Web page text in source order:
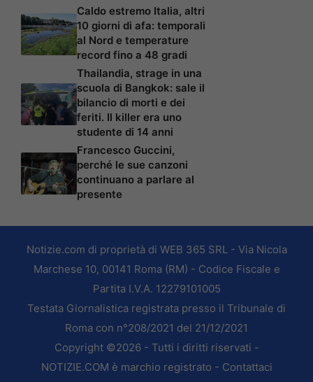
Caldo estremo Italia, altri
10 giorni di afa: temporali
al Nord e temperature
record fino a 48 gradi
Thailandia, strage in una
scuola di Bangkok: sale il
bilancio di morti e dei
feriti. Il killer era uno
studente di 14 anni
Francesco Guccini,
perché le sue canzoni
continuano a parlare al
presente
Notizie.com di proprietà di WEB 365 SRL - Via Nicola
Marchese 10, 00141 Roma (RM) - Codice Fiscale e
Partita I.V.A. 12279101005
Testata Giornalistica registrata presso il Tribunale di
Roma con n°208/2021 del 21/12/2021
Copyright ©2026 - Tutti i diritti riservati -
NOTIZIE.COM è marchio registrato - Contattaci